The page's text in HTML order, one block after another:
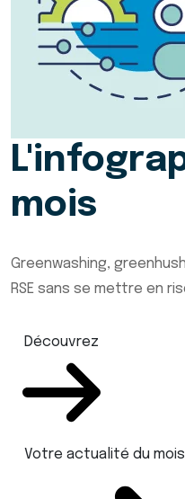
mois
Greenwashing,
RSE sans se mettre en
Découvrez
Votre actualité du mois